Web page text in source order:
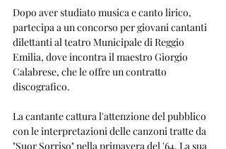
Dopo aver studiato musica e canto lirico,
partecipa a un concorso per giovani cantanti
dilettanti al teatro Municipale di Reggio
Emilia, dove incontra il maestro Giorgio
Calabrese, che le offre un contratto
discografico.
La cantante cattura l'attenzione del pubblico
con le interpretazioni delle canzoni tratte da
"Suor Sorriso" nella primavera del '64. La sua